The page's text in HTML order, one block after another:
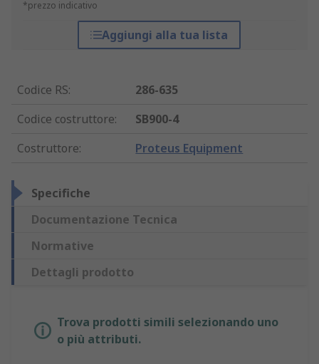
*prezzo indicativo
Aggiungi alla tua lista
Codice RS:
286-635
Codice costruttore:
SB900-4
Costruttore: Proteus Equipment
Specifiche
Documentazione Tecnica
Normative
Dettagli prodotto
Trova prodotti simili selezionando uno
o più attributi.